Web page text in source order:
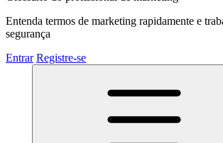
Entenda termos de marketing rapidamente e
segurança
Entrar Registre-se